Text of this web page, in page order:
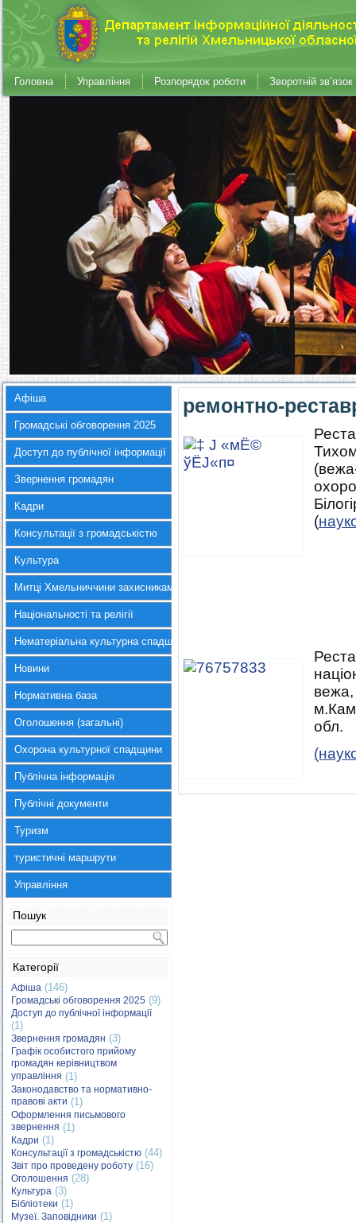
Головна Управління Розпорядок роботи Зворотній зв’язок
Афіша
Громадські обговорення 2025
Доступ до публічної інформації
Звернення громадян
Кадри
Консультації з громадськістю
Культура
Митці Хмельниччини захисникам України
Національності та релігії
Нематеріальна культурна спадщина
Новини
Нормативна база
Оголошення (загальні)
Охорона культурної спадщини
Публічна інформація
Публічні документи
Туризм
туристичні маршрути
Управління
Пошук
Категорії
Афіша (146)
Громадські обговорення 2025 (9)
Доступ до публічної інформації
(1)
Звернення громадян (3)
Графік особистого прийому
громадян керівництвом
управління (1)
Законодавство та нормативно-
правові акти (1)
Оформлення письмового
звернення (1)
Кадри (1)
Консультації з громадськістю (44)
Звіт про проведену роботу (16)
Оголошення (28)
Культура (3)
Бібліотеки (1)
Музеї. Заповідники (1)
ремонтно-
(
обл.